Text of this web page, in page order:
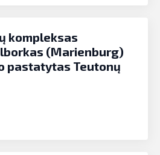
kompleksas
(Marienburg)
pastatytas Teutonų